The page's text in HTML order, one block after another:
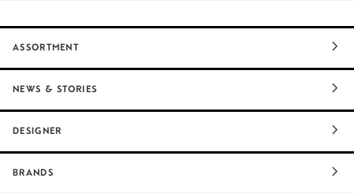
ASSORTMENT
NEWS & STORIES
DESIGNER
BRANDS